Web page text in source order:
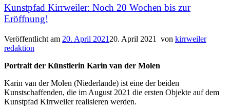
Kunstpfad Kirrweiler: Noch 20 Wochen bis zur
Eröffnung!
Veröffentlicht am 20. April 2021 20. April 2021 von kirrweiler
redaktion
Portrait der Künstlerin Karin van der Molen
Karin van der Molen (Niederlande) ist eine der beiden
Kunstschaffenden, die im August 2021 die ersten Objekte auf dem
Kunstpfad Kirrweiler realisieren werden.